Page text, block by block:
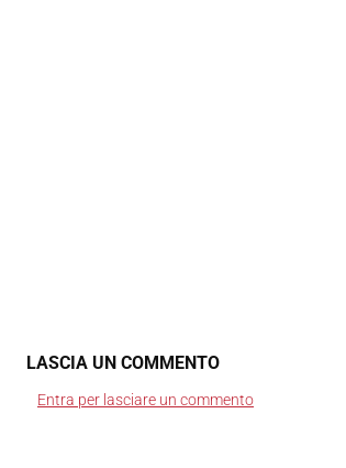
LASCIA UN COMMENTO
Entra per lasciare un commento